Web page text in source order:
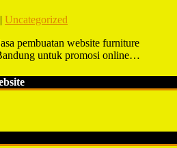
Uncategorized
pembuatan website furniture
untuk promosi online…